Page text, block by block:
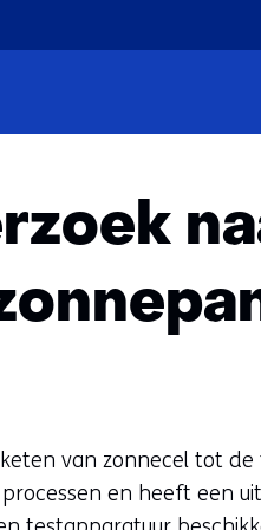
Solar Lab: Onderzoek
van zonnecel tot
en heeft een